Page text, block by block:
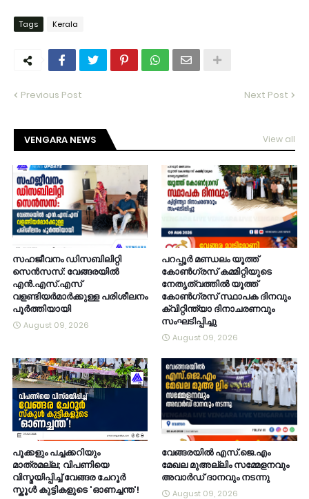
Tags Kerala
Previous Post Next Post
VENGARA NEWS View all
സഹജീവനം ഡിസബിലിറ്റി
സെൻസസ്: വേങ്ങരയിൽ
എൻ.എസ്.എസ്
വളണ്ടിയർമാർക്കുള്ള പരിശീലനം
പൂർത്തിയായി
August 09, 2026
പറപ്പൂർ മണ്ഡലം യൂത്ത്
കോൺഗ്രസ് കമ്മിറ്റിയുടെ
നേതൃത്വത്തിൽ യൂത്ത്
കോൺഗ്രസ് സ്ഥാപക ദിനവും
ക്വിറ്റിന്ത്യാ ദിനാചരണവും
സംഘടിപ്പിച്ചു
August 09, 2026
പൂക്കളും പച്ചക്കറിയും
മാത്രമല്ല; വിപണിയെ
വിസ്മയിപ്പിച്ച് വേങ്ങര ചേറൂർ
സ്കൂൾ കുട്ടികളുടെ 'ഓണച്ചന്ത'!
വേങ്ങരയിൽ എസ്.ജെ.എം
മേഖല മുഅല്ലിം സമ്മേളനവും
അവാർഡ് ദാനവും നടന്നു
August 09, 2026